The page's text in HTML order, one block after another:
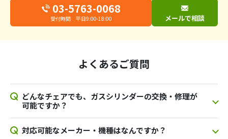
03-5763-0068
受付時間 平日9:00-18:00 メールで相談
よくあるご質問
どんなチェアでも、ガスシリンダーの交換・修理が
可能ですか？
対応可能なメーカー・機種はなんですか？